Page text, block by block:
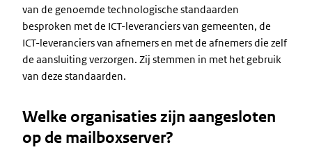
van de genoemde technologische standaarden
besproken met de ICT-leveranciers van gemeenten, de
ICT-leveranciers van afnemers en met de afnemers die zelf
de aansluiting verzorgen. Zij stemmen in met het gebruik
van deze standaarden.
Welke organisaties zijn aangesloten
op de mailboxserver?